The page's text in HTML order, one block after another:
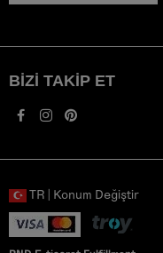
BIZI TAKIP ET
TR | Konum Değiştir